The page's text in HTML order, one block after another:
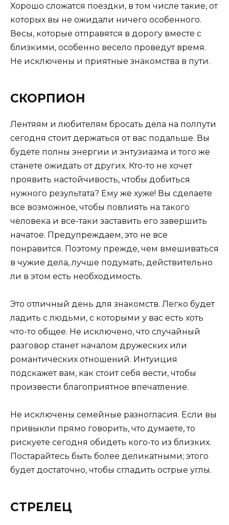
Хорошо сложатся поездки, в том числе такие, от
которых вы не ожидали ничего особенного.
Весы, которые отправятся в дорогу вместе с
близкими, особенно весело проведут время.
Не исключены и приятные знакомства в пути.
СКОРПИОН
Лентяям и любителям бросать дела на полпути
сегодня стоит держаться от вас подальше. Вы
будете полны энергии и энтузиазма и того же
станете ожидать от других. Кто-то не хочет
проявить настойчивость, чтобы добиться
нужного результата? Ему же хуже! Вы сделаете
все возможное, чтобы повлиять на такого
человека и все-таки заставить его завершить
начатое. Предупреждаем, это не все
понравится. Поэтому прежде, чем вмешиваться
в чужие дела, лучше подумать, действительно
ли в этом есть необходимость.
Это отличный день для знакомств. Легко будет
ладить с людьми, с которыми у вас есть хоть
что-то общее. Не исключено, что случайный
разговор станет началом дружеских или
романтических отношений. Интуиция
подскажет вам, как стоит себя вести, чтобы
произвести благоприятное впечатление.
Не исключены семейные разногласия. Если вы
привыкли прямо говорить, что думаете, то
рискуете сегодня обидеть кого-то из близких.
Постарайтесь быть более деликатными; этого
будет достаточно, чтобы сгладить острые углы.
СТРЕЛЕЦ